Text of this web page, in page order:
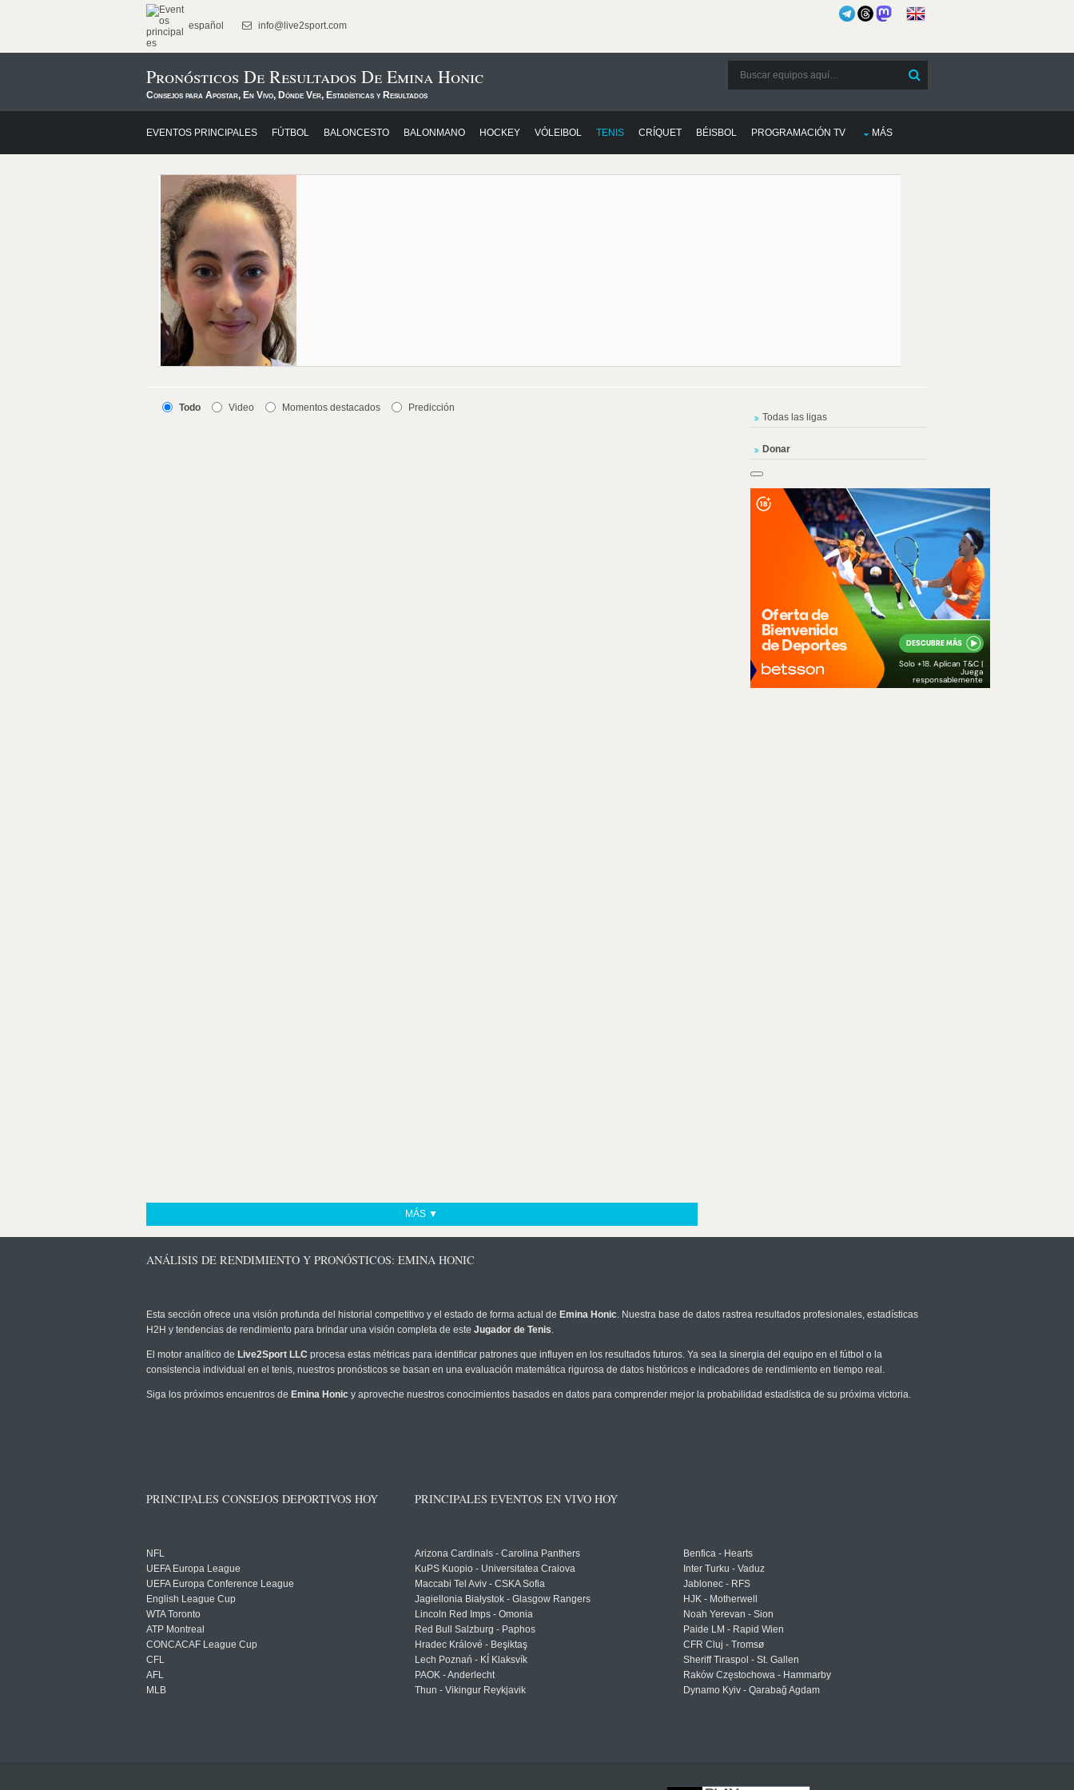
español info@live2sport.com
Pronósticos De Resultados De Emina Honic
Consejos para Apostar, En Vivo, Dónde Ver, Estadísticas y Resultados
EVENTOS PRINCIPALES FÚTBOL BALONCESTO BALONMANO HOCKEY VÓLEIBOL TENIS CRÍQUET BÉISBOL PROGRAMACIÓN TV MÁS
Todo Video Momentos destacados Predicción
MÁS ▼
Todas las ligas
Donar
ANÁLISIS DE RENDIMIENTO Y PRONÓSTICOS: EMINA HONIC
Esta sección ofrece una visión profunda del historial competitivo y el estado de forma actual de Emina Honic. Nuestra base de datos rastrea resultados profesionales, estadísticas
H2H y tendencias de rendimiento para brindar una visión completa de este Jugador de Tenis.
El motor analítico de Live2Sport LLC procesa estas métricas para identificar patrones que influyen en los resultados futuros. Ya sea la sinergia del equipo en el fútbol o la
consistencia individual en el tenis, nuestros pronósticos se basan en una evaluación matemática rigurosa de datos históricos e indicadores de rendimiento en tiempo real.
Siga los próximos encuentros de Emina Honic y aproveche nuestros conocimientos basados en datos para comprender mejor la probabilidad estadística de su próxima victoria.
PRINCIPALES CONSEJOS DEPORTIVOS HOY
NFL
UEFA Europa League
UEFA Europa Conference League
English League Cup
WTA Toronto
ATP Montreal
CONCACAF League Cup
CFL
AFL
MLB
PRINCIPALES EVENTOS EN VIVO HOY
Arizona Cardinals - Carolina Panthers
KuPS Kuopio - Universitatea Craiova
Maccabi Tel Aviv - CSKA Sofia
Jagiellonia Białystok - Glasgow Rangers
Lincoln Red Imps - Omonia
Red Bull Salzburg - Paphos
Hradec Králové - Beşiktaş
Lech Poznań - KÍ Klaksvík
PAOK - Anderlecht
Thun - Vikingur Reykjavik
Benfica - Hearts
Inter Turku - Vaduz
Jablonec - RFS
HJK - Motherwell
Noah Yerevan - Sion
Paide LM - Rapid Wien
CFR Cluj - Tromsø
Sheriff Tiraspol - St. Gallen
Raków Częstochowa - Hammarby
Dynamo Kyiv - Qarabağ Agdam